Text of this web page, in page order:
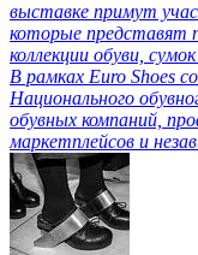
выставке примут
которые представят
коллекции обуви,
В рамках Euro Shoes
Национального
обувных компаний,
маркетплейсов и